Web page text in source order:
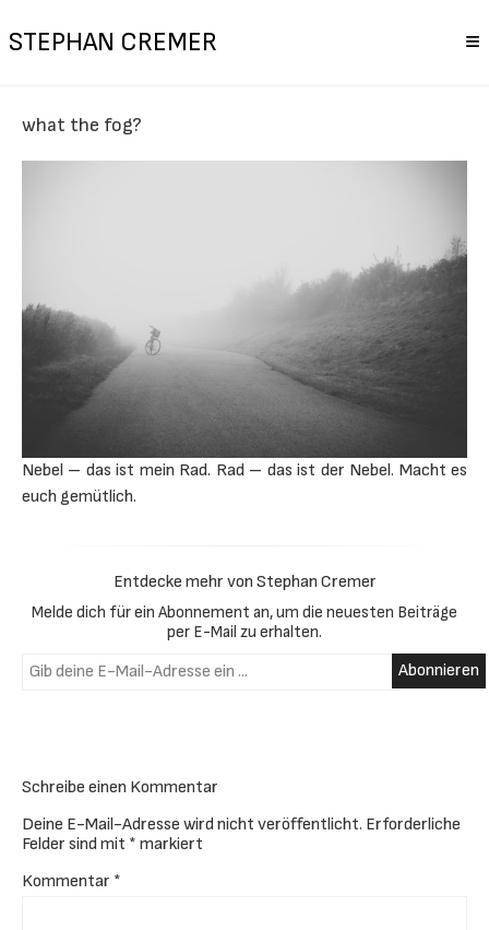
STEPHAN CREMER ≡
what the fog?
Nebel – das ist mein Rad. Rad – das ist der Nebel. Macht es
euch gemütlich.
Entdecke mehr von Stephan Cremer
Melde dich für ein Abonnement an, um die neuesten Beiträge
per E-Mail zu erhalten.
Abonnieren
Schreibe einen Kommentar
Deine E-Mail-Adresse wird nicht veröffentlicht. Erforderliche
Felder sind mit * markiert
Kommentar *